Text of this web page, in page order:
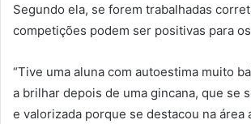
Segundo ela, se forem trabalhadas
competições podem ser positivas para
“Tive uma aluna com autoestima muito
a brilhar depois de uma gincana, que se
e valorizada porque se destacou na área